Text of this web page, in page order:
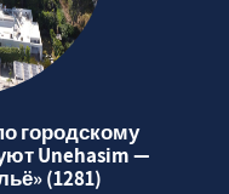
городскому
Unehasim —
(1281)